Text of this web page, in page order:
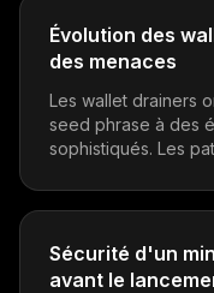
Évolution des
des menaces
Les wallet drainers
seed phrase à des
sophistiqués. Les
7702) et comment
Sécurité d'un
avant le